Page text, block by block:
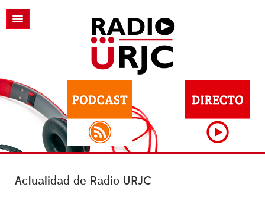
Actualidad de Radio URJC